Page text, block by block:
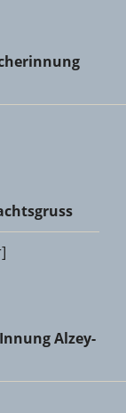
Mainz-
Alzey-Bingen-
Alzey-